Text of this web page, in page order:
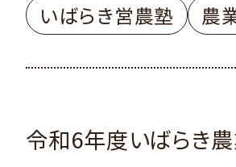
いばらき営農塾 農
令和6年度いばらき